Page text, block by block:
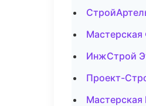
ИнжСтрой
Проект-